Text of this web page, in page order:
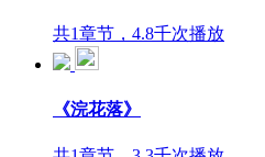
共1章节，4.8千次播放
《浣花落》